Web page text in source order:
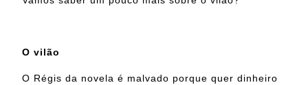
O vilão
O Régis da novela é malvado porque quer dinheiro